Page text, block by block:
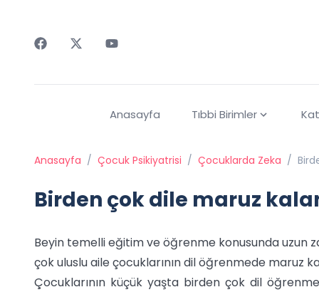
Anasayfa Tıbbi Birimler
Anasayfa / Çocuk Psikiyatrisi / Çocuklarda Zeka /
Birden çok dile maruz
Beyin temelli eğitim ve öğrenme konusunda uzun
çok uluslu aile çocuklarının dil öğrenmede maruz
Çocuklarının küçük yaşta birden çok dil